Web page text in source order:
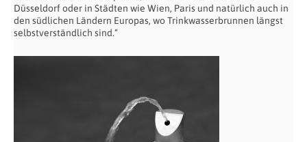
Düsseldorf oder in Städten wie Wien, Paris und natürlich auch in
den südlichen Ländern Europas, wo Trinkwasserbrunnen längst
selbstverständlich sind.“